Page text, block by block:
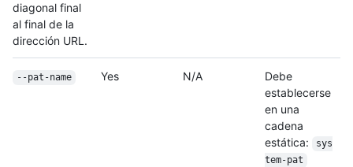
diagonal final
al final de la
dirección URL.
--pat-name Yes N/A
Debe
establecerse
en una
cadena
estática:
sys
tem-pat